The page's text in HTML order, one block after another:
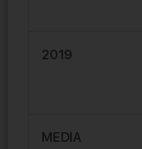
2019
MEDIA